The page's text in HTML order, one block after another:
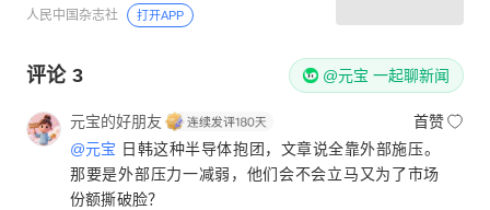
人民中国杂志社 打开APP
评论 3 @元宝 一起聊新闻
元宝的好朋友
首赞
@元宝 日韩这种半导体抱团，文章说全靠外部施压。
那要是外部压力一减弱，他们会不会立马又为了市场
份额撕破脸？